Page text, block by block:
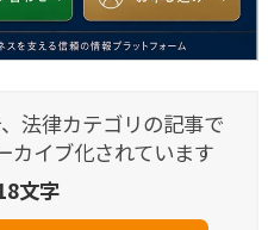
法律カテゴリの記事で
カイブ化されています
文字